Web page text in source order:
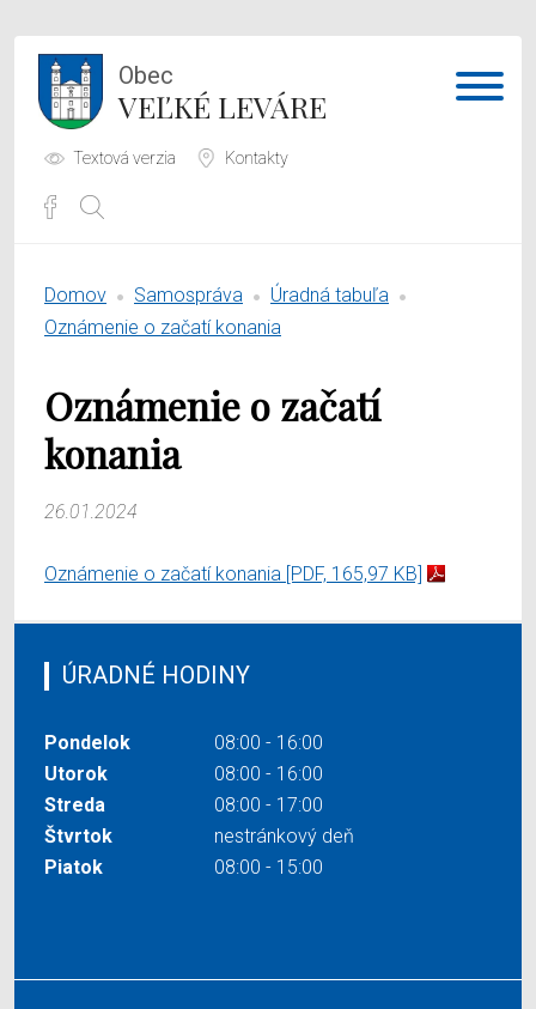
Obec
VEĽKÉ LEVÁRE
Textová verzia Kontakty
Samospráva
O obci
Domov Samospráva
Úradná tabuľa
Oznámenie o začatí konania
Oznámenie o začatí
konania
26.01.2024
Oznámenie o začatí konania [PDF, 165,97 KB]
ÚRADNÉ HODINY
Pondelok
08:00 - 16:00
Utorok
08:00 - 16:00
Streda
08:00 - 17:00
Štvrtok
nestránkový deň
Piatok
08:00 - 15:00